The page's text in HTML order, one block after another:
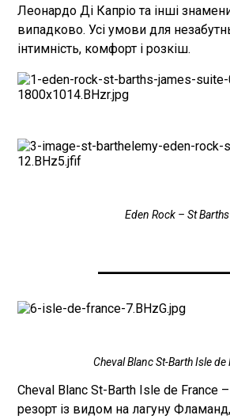
Леонардо Ді Капріо та інші
випадково. Усі умови для
інтимність, комфорт і розкіш.
Eden Rock – St Barths
Cheval Blanc St-Barth Isle de
Cheval Blanc St-Barth Isle de France
резорт із видом на лагуну